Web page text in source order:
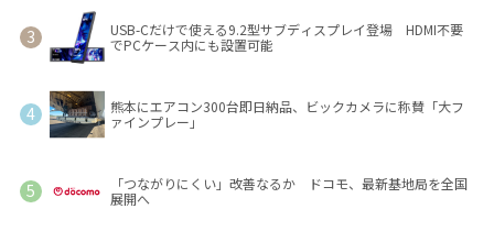
USB-Cだけで使える9.2型サブディスプレイ登場 HDMI不要
でPCケース内にも設置可能
熊本にエアコン300台即日納品、ビックカメラに称賛「大フ
ァインプレー」
「つながりにくい」改善なるか ドコモ、最新基地局を全国
展開へ